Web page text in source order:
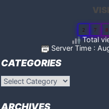
2 7 8
Total
Server Time :
CATEGORIES
Categories
ARCHIVES